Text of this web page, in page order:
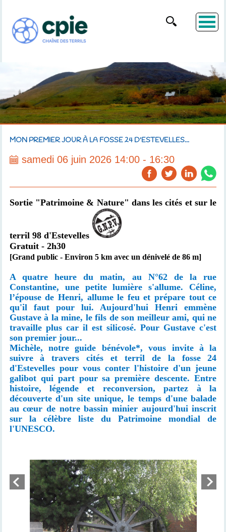
MON PREMIER JOUR À LA FOSSE 24 D'ESTEVELLES...
samedi 06 juin 2026 14:00 - 16:30
Sortie "Patrimoine & Nature" dans les cités et sur le
terril 98 d'Estevelles
Gratuit - 2h30
[Grand public - Environ 5 km avec un dénivelé de 86 m]
A quatre heure du matin, au N°62 de la rue
Constantine, une petite lumière s'allume. Céline,
l’épouse de Henri, allume le feu et prépare tout ce
qu'il faut pour lui. Aujourd'hui Henri emmène
Gustave à la mine, le fils de son meilleur ami, qui ne
travaille plus car il est silicosé. Pour Gustave c'est
son premier jour...
Michèle, notre guide bénévole*, vous invite à la
suivre à travers cités et terril de la fosse 24
d'Estevelles pour vous conter l'histoire d'un jeune
galibot qui part pour sa première descente. Entre
histoire, légende et reconversion, partez à la
découverte d'un site unique, le temps d'une balade
au cœur de notre bassin minier aujourd'hui inscrit
sur la célèbre liste du Patrimoine mondial de
l'UNESCO.